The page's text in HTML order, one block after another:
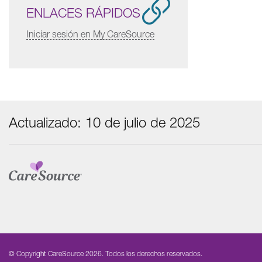
ENLACES RÁPIDOS
Iniciar sesión en My CareSource
Actualizado: 10 de julio de 2025
© Copyright CareSource 2026. Todos los derechos reservados.